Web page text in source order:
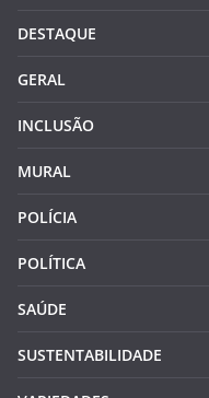
DESTAQUE
GERAL
INCLUSÃO
MURAL
POLÍCIA
POLÍTICA
SAÚDE
SUSTENTABILIDADE